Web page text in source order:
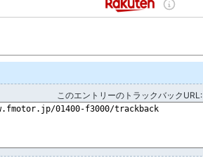
このエントリーのトラックバックURL: